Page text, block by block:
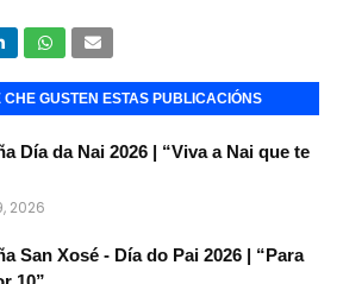
CHE GUSTEN ESTAS PUBLICACIÓNS
Día da Nai 2026 | “Viva a Nai que te
2026
San Xosé - Día do Pai 2026 | “Para